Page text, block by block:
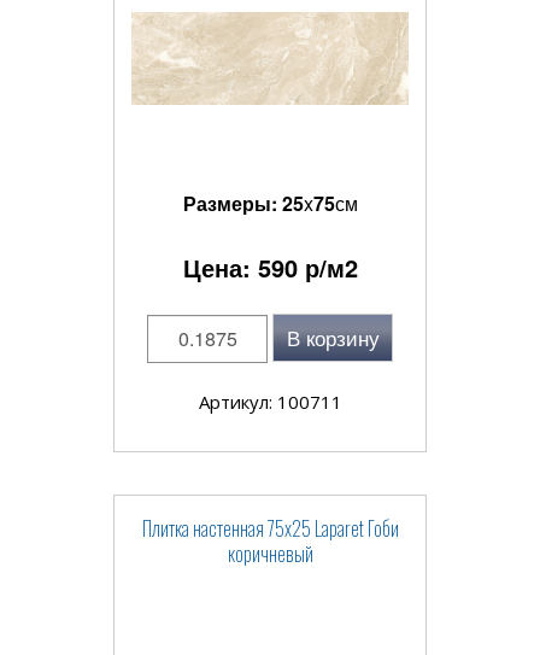
Размеры: 25x75см
Цена: 590р/м2
В корзину
Артикул: 100711
Плитка настенная 75x25 Laparet Гоби
коричневый